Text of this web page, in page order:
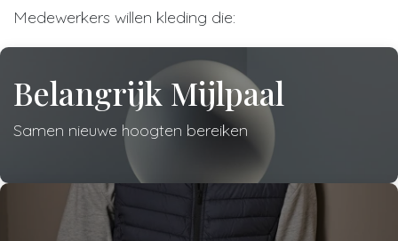
Medewerkers willen kleding die:
Belangrijk Mijlpaal
Samen nieuwe hoogten bereiken